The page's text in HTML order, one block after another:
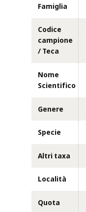
Famiglia
Codice
campione
/ Teca
Nome
Scientifico
Genere
Specie
Altri taxa
Località
Quota